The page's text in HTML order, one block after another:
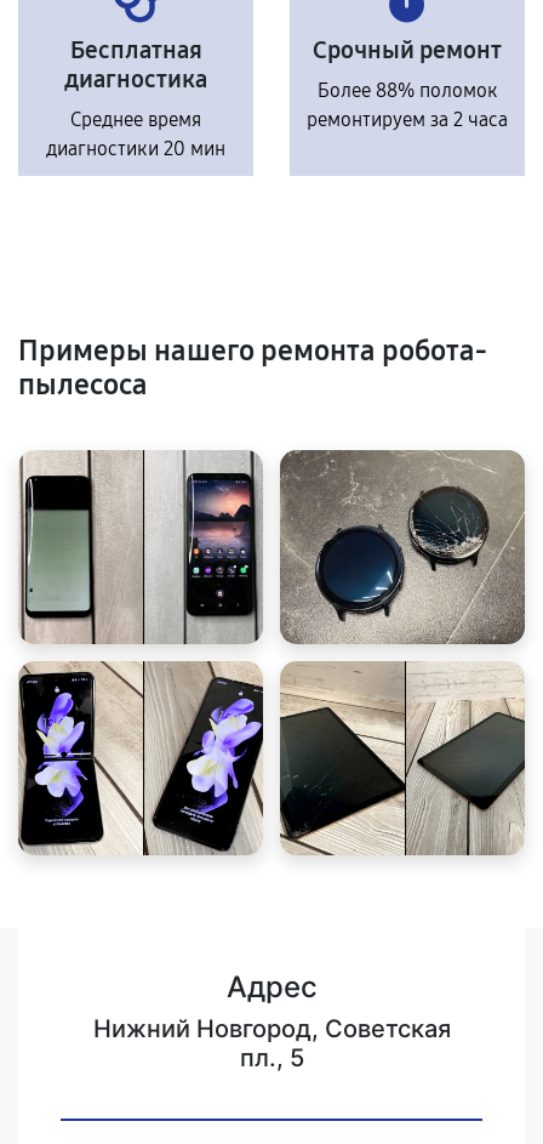
Бесплатная
диагностика
Среднее время
диагностики 20 мин
Срочный ремонт
Более 88% поломок
ремонтируем за 2 часа
Примеры нашего ремонта робота-
пылесоса
Адрес
Нижний Новгород, Советская
пл., 5